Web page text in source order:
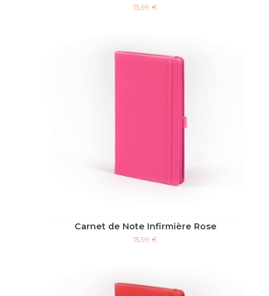
15,99 €
Carnet de Note Infirmière Rose
15,99 €